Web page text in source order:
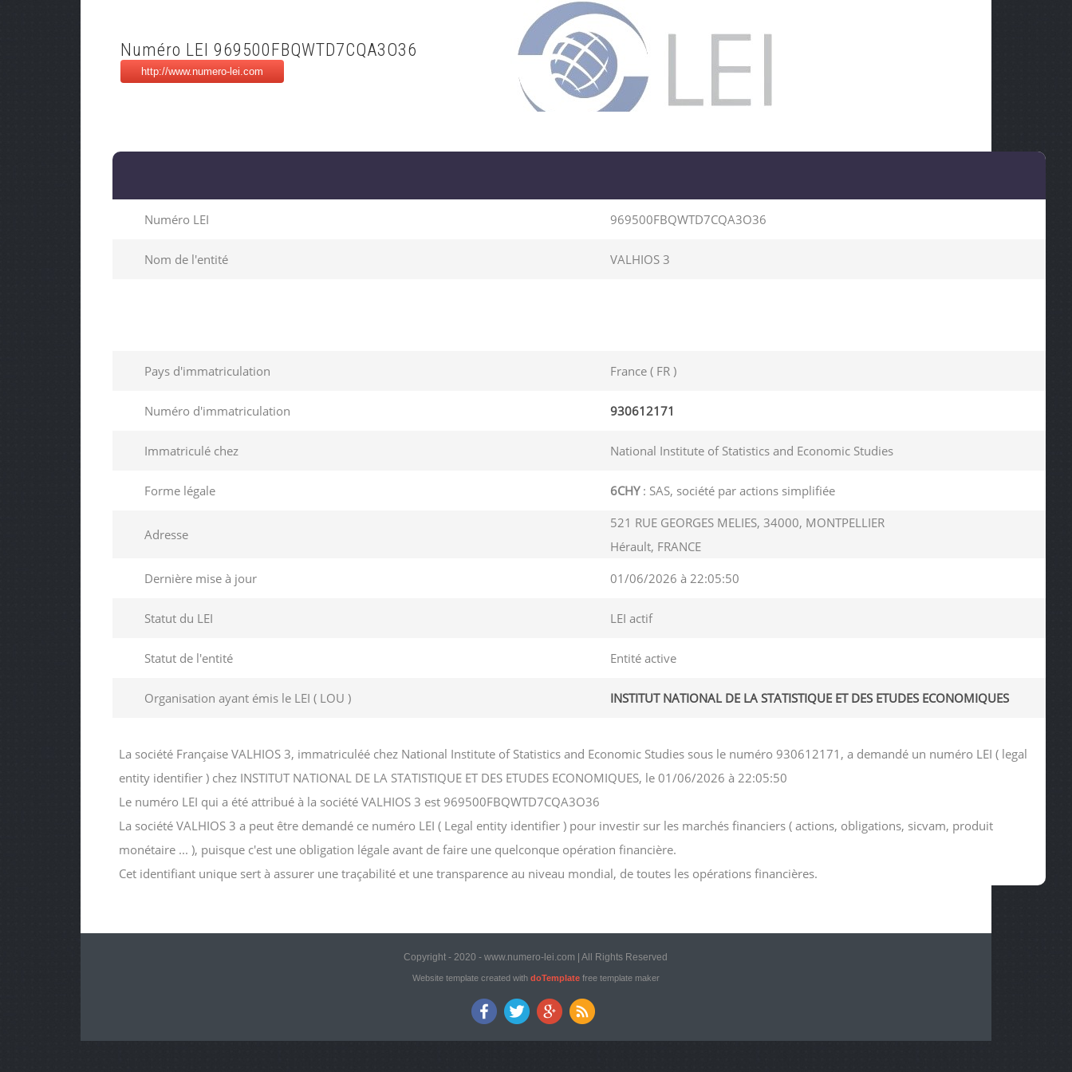
Numéro LEI 969500FBQWTD7CQA3O36
Numéro LEI 969500FBQWTD7CQA3O36
Nom de l'entité VALHIOS 3
Pays d'immatriculation France ( FR )
Numéro d'immatriculation 930612171
Immatriculé chez National Institute of Statistics and Economic Studies
Forme légale 6CHY: SAS, société par actions simplifiée
Adresse
521 RUE GEORGES MELIES, 34000, MONTPELLIER
Hérault, FRANCE
Dernière mise à jour
01/06/2026 à 22:05:50
Statut du LEI LEI actif
Statut de l'entité Entité active
Organisation ayant émis le LEI ( LOU ) INSTITUT NATIONAL DE LA STATISTIQUE ET DES ETUDES ECONOMIQUES
La société Française VALHIOS 3, immatriculéé chez National Institute of Statistics and Economic Studies sous le numéro 930612171, a demandé un numéro LEI ( legal
entity identifier ) chez INSTITUT NATIONAL DE LA STATISTIQUE ET DES ETUDES ECONOMIQUES, le 01/06/2026 à 22:05:50
Le numéro LEI qui a été attribué à la société VALHIOS 3 est 969500FBQWTD7CQA3O36
La société VALHIOS 3 a peut être demandé ce numéro LEI ( Legal entity identifier ) pour investir sur les marchés financiers ( actions, obligations, sicvam, produit
monétaire ... ), puisque c'est une obligation légale avant de faire une quelconque opération financière.
Cet identifiant unique sert à assurer une traçabilité et une transparence au niveau mondial, de toutes les opérations financières.
Copyright - 2020 - www.numero-lei.com | All Rights Reserved
Website template created with doTemplatefree template maker